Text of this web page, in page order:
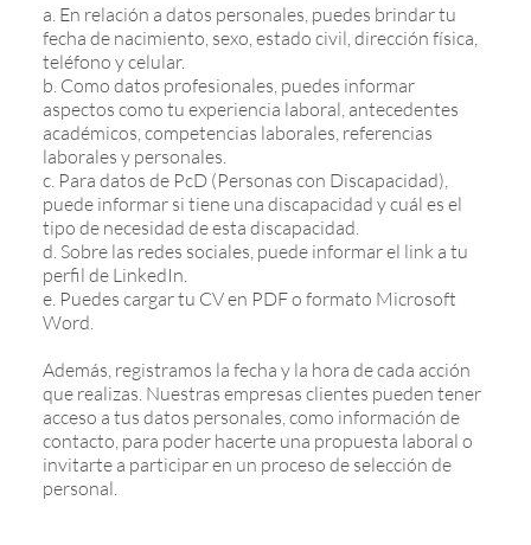
a. En relación a datos personales, puedes brindar tu
fecha de nacimiento, sexo, estado civil, dirección física,
teléfono y celular.
b. Como datos profesionales, puedes informar
aspectos como tu experiencia laboral, antecedentes
académicos, competencias laborales, referencias
laborales y personales.
c. Para datos de PcD (Personas con Discapacidad),
puede informar si tiene una discapacidad y cuál es el
tipo de necesidad de esta discapacidad.
d. Sobre las redes sociales, puede informar el link a tu
perfil de LinkedIn.
e. Puedes cargar tu CV en PDF o formato Microsoft
Word.
Además, registramos la fecha y la hora de cada acción
que realizas. Nuestras empresas clientes pueden tener
acceso a tus datos personales, como información de
contacto, para poder hacerte una propuesta laboral o
invitarte a participar en un proceso de selección de
personal.